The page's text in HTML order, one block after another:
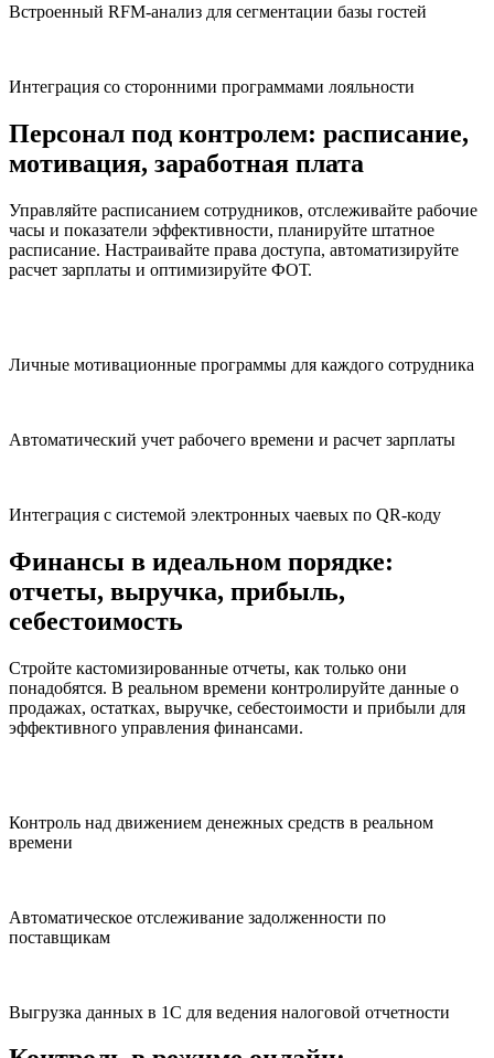
Встроенный RFM-анализ для сегментации базы гостей
Интеграция со сторонними программами лояльности
Персонал под контролем: расписание,
мотивация, заработная плата
Управляйте расписанием сотрудников, отслеживайте рабочие
часы и показатели эффективности, планируйте штатное
расписание. Настраивайте права доступа, автоматизируйте
расчет зарплаты и оптимизируйте ФОТ.
Личные мотивационные программы для каждого сотрудника
Автоматический учет рабочего времени и расчет зарплаты
Интеграция с системой электронных чаевых по QR-коду
Финансы в идеальном порядке:
отчеты, выручка, прибыль,
себестоимость
Стройте кастомизированные отчеты, как только они
понадобятся. В реальном времени контролируйте данные о
продажах, остатках, выручке, себестоимости и прибыли для
эффективного управления финансами.
Контроль над движением денежных средств в реальном
времени
Автоматическое отслеживание задолженности по
поставщикам
Выгрузка данных в 1С для ведения налоговой отчетности